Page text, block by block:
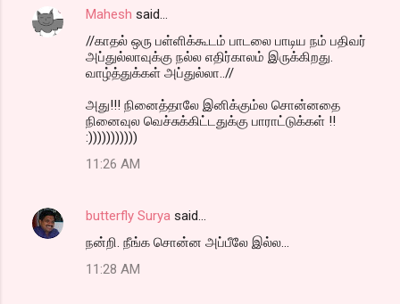
Mahesh said…
//காதல் ஒரு பள்ளிக்கூடம் பாடலை பாடிய நம் பதிவர்
அப்துல்லாவுக்கு நல்ல எதிர்காலம் இருக்கிறது.
வாழ்த்துக்கள் அப்துல்லா..//
அது!!! நினைத்தாலே இனிக்கும்ல சொன்னதை
நினைவுல வெச்சுக்கிட்டதுக்கு பாராட்டுக்கள் !!
:)))))))))))
11:26 AM
butterfly Surya said…
நன்றி. நீங்க சொன்ன அப்பீலே இல்ல...
11:28 AM